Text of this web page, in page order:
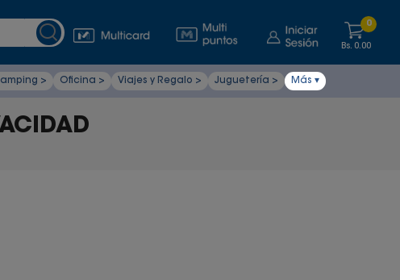
0
Bs. 0.00
> Oficina > Viajes y Regalo > Juguetería > Más ▾